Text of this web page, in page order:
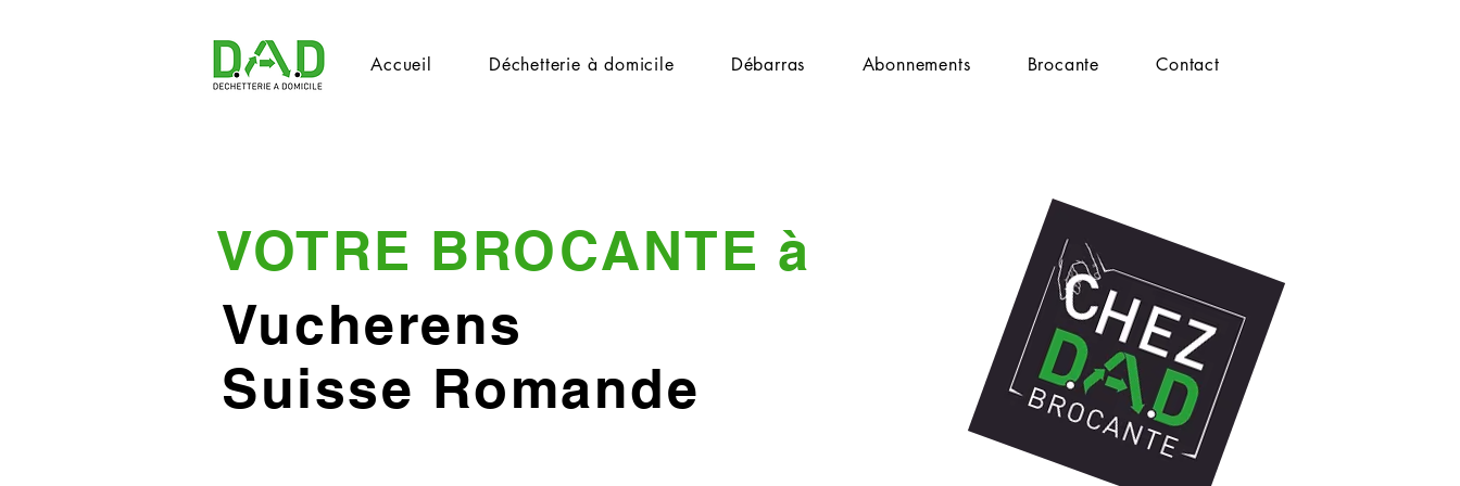
Accueil Déchetterie à domicile Débarras Abonnements Brocante Contact
VOTRE BROCANTE à
Vucherens
Suisse Romande